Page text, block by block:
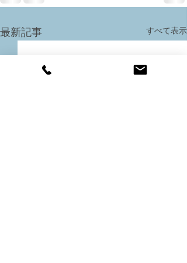
最新記事 すべて表示